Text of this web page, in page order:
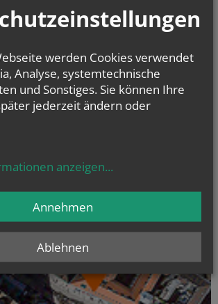
Pastorale Strukturentwicklung
werden Cookies verwendet
Analyse, systemtechnische
und Sonstiges. Sie können Ihre
jederzeit ändern oder
anzeigen...
Ablehnen
Annehmen